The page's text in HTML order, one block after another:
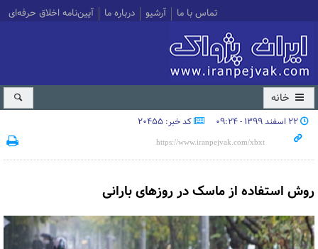
تماس با ما آرشیو درباره ما آیین‌نامه اخلاق حرفه‌ای
خانه
۲۲ اسفند ۱۳۹۹ - ۰۹:۲۴ کد خبر: 20455
روش استفاده از ماسک در روزهای بارانی